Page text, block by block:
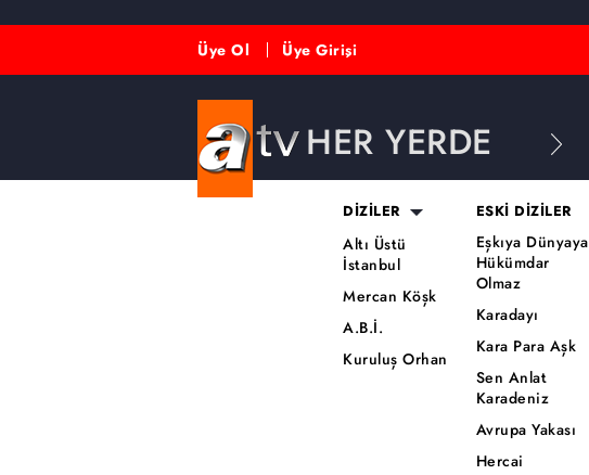
Üye Ol Üye Girişi
HER YERDE
DİZİLER
Altı Üstü
İstanbul
Mercan Köşk
A.B.İ.
Kuruluş Orhan
ESKİ DİZİLER
Eşkıya Dünyaya
Hükümdar
Olmaz
Karadayı
Kara Para Aşk
Sen Anlat
Karadeniz
Avrupa Yakası
Hercai